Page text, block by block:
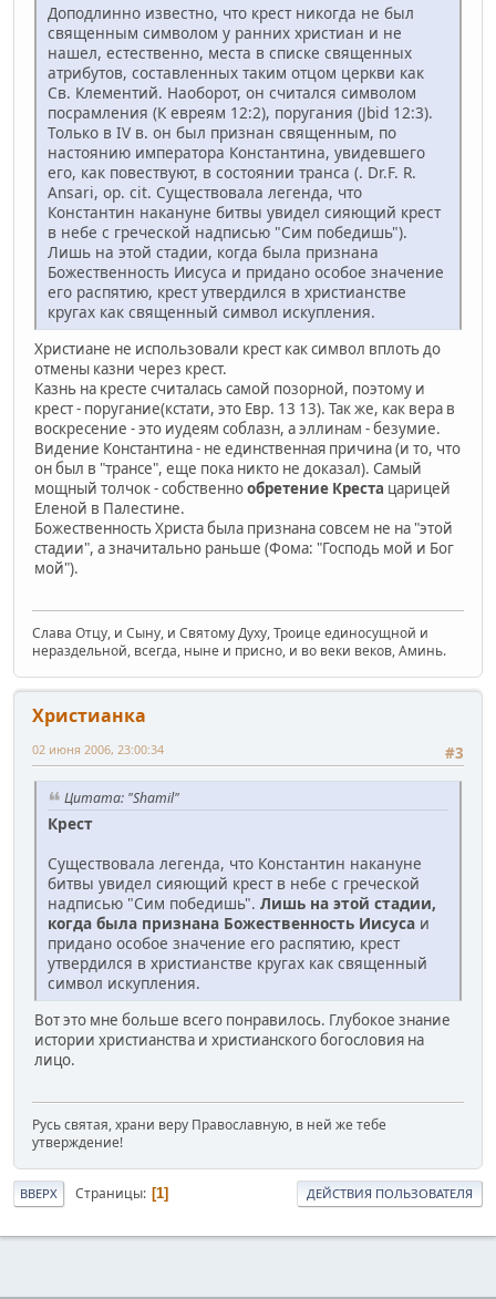
Доподлинно известно, что крест никогда не был
священным символом у ранних христиан и не
нашел, естественно, места в списке священных
атрибутов, составленных таким отцом церкви как
Св. Клементий. Наоборот, он считался символом
посрамления (К евреям 12:2), поругания (Jbid 12:3).
Только в IV в. он был признан священным, по
настоянию императора Константина, увидевшего
его, как повествуют, в состоянии транса (. Dr.F. R.
Ansari, op. cit. Существовала легенда, что
Константин накануне битвы увидел сияющий крест
в небе с греческой надписью "Сим победишь").
Лишь на этой стадии, когда была признана
Божественность Иисуса и придано особое значение
его распятию, крест утвердился в христианстве
кругах как священный символ искупления.
Христиане не использовали крест как символ вплоть до
отмены казни через крест.
Казнь на кресте считалась самой позорной, поэтому и
крест - поругание(кстати, это Евр. 13 13). Так же, как вера в
воскресение - это иудеям соблазн, а эллинам - безумие.
Видение Константина - не единственная причина (и то, что
он был в "трансе", еще пока никто не доказал). Самый
мощный толчок - собственнообретение Креста царицей
Еленой в Палестине.
Божественность Христа была признана совсем не на "этой
стадии", а значитально раньше (Фома: "Господь мой и Бог
мой").
Слава Отцу, и Сыну, и Святому Духу, Троице единосущной и
нераздельной, всегда, ныне и присно, и во веки веков, Аминь.
Христианка
#3
02 июня 2006, 23:00:34
Цитата: "Shamil"
Крест
Существовала легенда, что Константин накануне
битвы увидел сияющий крест в небе с греческой
надписью "Сим победишь". Лишь на этой стадии,
когда была признана Божественность Иисуса и
придано особое значение его распятию, крест
утвердился в христианстве кругах как священный
символ искупления.
Вот это мне больше всего понравилось. Глубокое знание
истории христианства и христианского богословия на
лицо.
Русь святая, храни веру Православную, в ней же тебе
утверждение!
ВВЕРХ Страницы 1 ДЕЙСТВИЯ ПОЛЬЗОВАТЕЛЯ